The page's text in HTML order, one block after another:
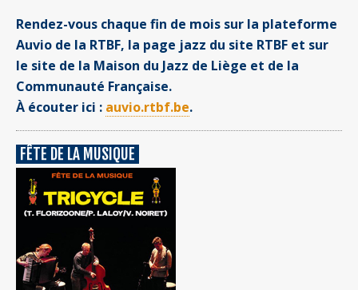
Rendez-vous chaque fin de mois sur la plateforme
Auvio de la RTBF, la page jazz du site RTBF et sur
le site de la Maison du Jazz de Liège et de la
Communauté Française.
À écouter ici : auvio.rtbf.be.
FÊTE DE LA MUSIQUE